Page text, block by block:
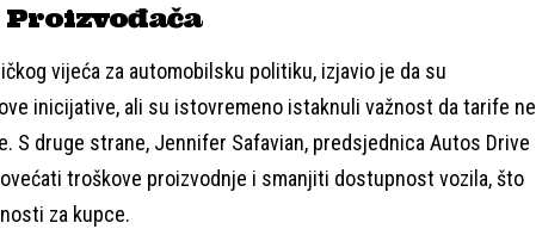
vijeća za automobilsku politiku, izjavio je da su
inicijative, ali su istovremeno istaknuli važnost da tarife ne
S druge strane, Jennifer Safavian, predsjednica Autos Drive
troškove proizvodnje i smanjiti dostupnost vozila, što
za kupce.